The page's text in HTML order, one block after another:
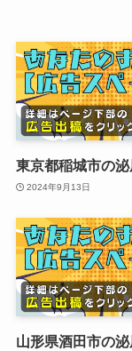
東京都稲城市の
2024年9月13日
山形県酒田市の